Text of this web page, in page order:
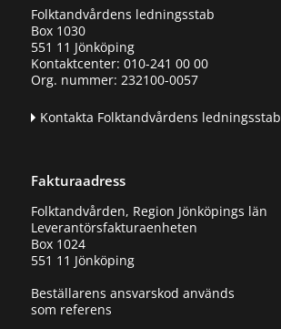
Folktandvårdens ledningsstab
Box 1030
551 11 Jönköping
Kontaktcenter: 010-241 00 00
Org. nummer: 232100-0057
Kontakta Folktandvårdens ledningsstab
Fakturaadress
Folktandvården, Region Jönköpings län
Leverantörsfakturaenheten
Box 1024
551 11 Jönköping
Beställarens ansvarskod används
som referens